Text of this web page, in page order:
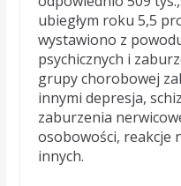
ubiegłym roku 5,5
wystawiono z
psychicznych i
grupy chorobowej
innymi depresja,
zaburzenia
osobowości, reakcje
innych.